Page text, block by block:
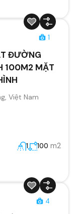
1
ĐƯỜNG
100M2 MẶT
Việt Nam
1 100 m2
4